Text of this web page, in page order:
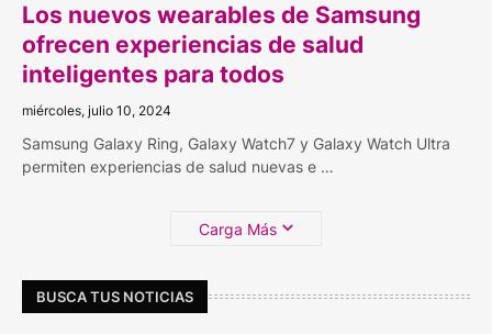
Los nuevos wearables de Samsung
ofrecen experiencias de salud
inteligentes para todos
miércoles, julio 10, 2024
Samsung Galaxy Ring, Galaxy Watch7 y Galaxy Watch Ultra
permiten experiencias de salud nuevas e …
Carga Más
BUSCA TUS NOTICIAS